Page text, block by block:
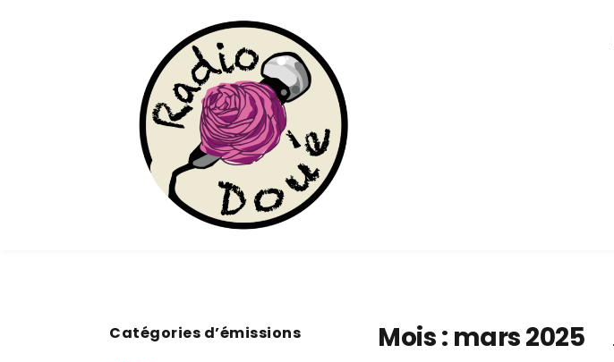
Mois : mars 2025
Catégories d’émissions